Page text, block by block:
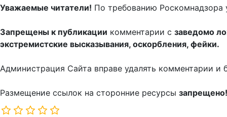
Уважаемые читатели! По требованию Роскомнадзора
Запрещены к публикации комментарии с заведомо
экстремистские высказывания, оскорбления, фейки.
Администрация Сайта вправе удалять комментарии и
Размещение ссылок на сторонние ресурсы запрещено!